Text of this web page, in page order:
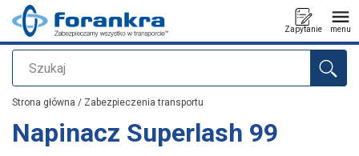
Szukaj
Zapytanie menu
Dodano do zapytania
Strona główna / Zabezpieczenia transportu
Napinacz Superlash 99